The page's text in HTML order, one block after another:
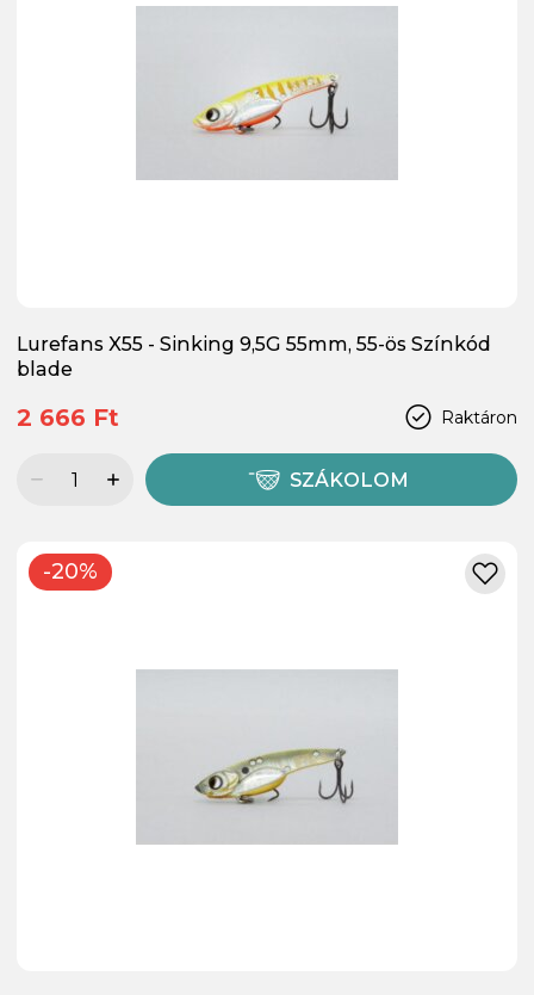
Lurefans X55 - Sinking 9,5G 55mm, 55-ös Színkód
blade
Raktáron
2 666 Ft
SZÁKOLOM
-20%